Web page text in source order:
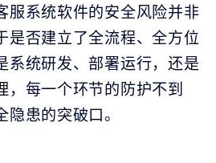
服系统软件的安全风险并非
是否建立了全流程、全方位
系统研发、部署运行，还是
，每一个环节的防护不到
患的突破口。